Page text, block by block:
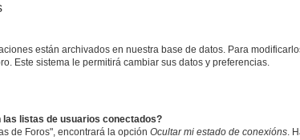
están archivados en nuestra base de datos. Para
Este sistema le permitirá cambiar sus datos y preferencias.
las listas de usuarios conectados?
de Foros", encontrará la opción Ocultar mi estado de conexións.